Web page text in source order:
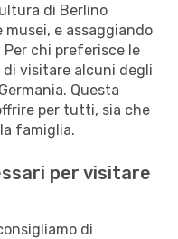
di Berlino
e assaggiando
chi preferisce le
visitare alcuni degli
Questa
per tutti, sia che
famiglia.
per visitare
di